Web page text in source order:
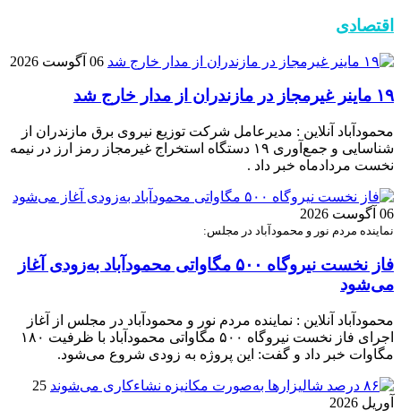
اقتصادی
06 آگوست 2026
۱۹ ماینر غیرمجاز در مازندران از مدار خارج شد
محمودآباد آنلاین : مدیرعامل شرکت توزیع نیروی برق مازندران از
شناسایی و جمع‌آوری ۱۹ دستگاه استخراج غیرمجاز رمز ارز در نیمه
نخست مردادماه خبر داد .
06 آگوست 2026
نماینده مردم نور و محمودآباد در مجلس:
فاز نخست نیروگاه ۵۰۰ مگاواتی محمودآباد به‌زودی آغاز
می‌شود
محمودآباد آنلاین : نماینده مردم نور و محمودآباد در مجلس از آغاز
اجرای فاز نخست نیروگاه ۵۰۰ مگاواتی محمودآباد با ظرفیت ۱۸۰
مگاوات خبر داد و گفت: این پروژه به زودی شروع می‌شود.
25
آوریل 2026